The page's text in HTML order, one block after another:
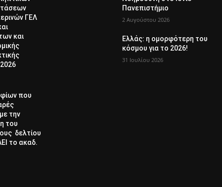
ΓΕΛ
και
που
την
του
δελτίου
το ακαδ.
Πανεπιστήμιο
2 Αυγούστου 2026
Ελλάς: η ομορφότερη του
κόσμου για το 2026!
31 Ιουλίου 2026